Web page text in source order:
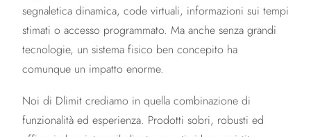
segnaletica dinamica, code virtuali, informazioni sui tempi
stimati o accesso programmato. Ma anche senza grandi
tecnologie, un sistema fisico ben concepito ha
comunque un impatto enorme.
Noi di Dlimit crediamo in quella combinazione di
funzionalità ed esperienza. Prodotti sobri, robusti ed